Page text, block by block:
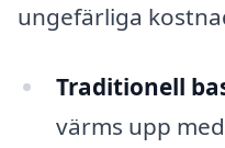
ungefärliga
Traditionell
värms upp